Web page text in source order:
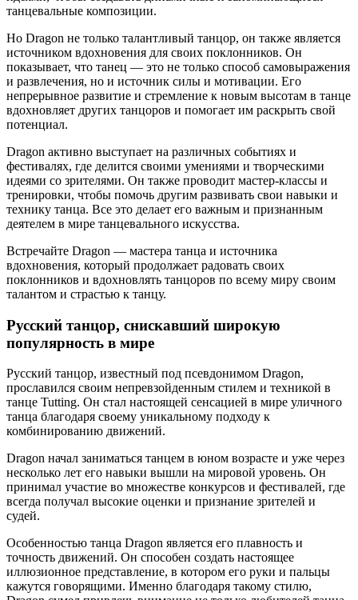
танцевальные композиции.
Но Dragon не только талантливый танцор, он также является
источником вдохновения для своих поклонников. Он
показывает, что танец — это не только способ самовыражения
и развлечения, но и источник силы и мотивации. Его
непрерывное развитие и стремление к новым высотам в танце
вдохновляет других танцоров и помогает им раскрыть свой
потенциал.
Dragon активно выступает на различных событиях и
фестивалях, где делится своими умениями и творческими
идеями со зрителями. Он также проводит мастер-классы и
тренировки, чтобы помочь другим развивать свои навыки и
технику танца. Все это делает его важным и признанным
деятелем в мире танцевального искусства.
Встречайте Dragon — мастера танца и источника
вдохновения, который продолжает радовать своих
поклонников и вдохновлять танцоров по всему миру своим
талантом и страстью к танцу.
Русский танцор, снискавший широкую
популярность в мире
Русский танцор, известный под псевдонимом Dragon,
прославился своим непревзойденным стилем и техникой в
танце Tutting. Он стал настоящей сенсацией в мире уличного
танца благодаря своему уникальному подходу к
комбинированию движений.
Dragon начал заниматься танцем в юном возрасте и уже через
несколько лет его навыки вышли на мировой уровень. Он
принимал участие во множестве конкурсов и фестивалей, где
всегда получал высокие оценки и признание зрителей и
судей.
Особенностью танца Dragon является его плавность и
точность движений. Он способен создать настоящее
иллюзионное представление, в котором его руки и пальцы
кажутся говорящими. Именно благодаря такому стилю,